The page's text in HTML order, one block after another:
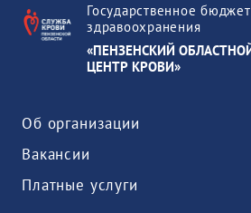
Государственное
здравоохранения
«ПЕНЗЕНСКИЙ
ЦЕНТР КРОВИ»
Об организации
Вакансии
Платные услуги